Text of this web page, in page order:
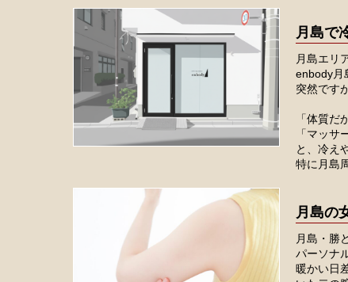
月島で
月島エリ
enbody月
突然です
「体質だ
「マッサ
と、冷え
特に月島
月島の
月島・勝
パーソナ
暖かい日